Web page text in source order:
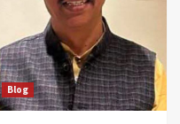
Blog